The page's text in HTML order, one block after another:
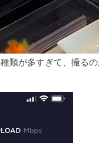
類が多すぎて、撮る